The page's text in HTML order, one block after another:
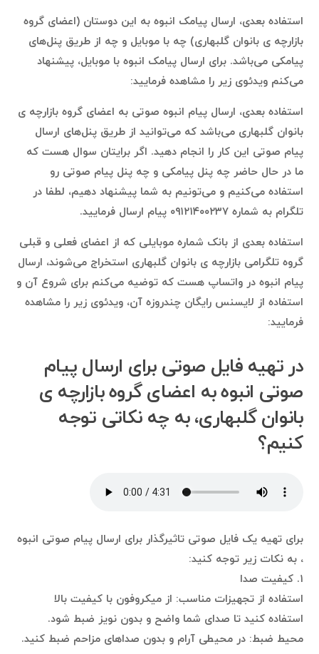
استفاده بعدی، ارسال پیامک انبوه به این دوستان (اعضای گروه
بازارچه ی بانوان گلبهاری) چه با موبایل و چه از طریق پنل‌های
پیامکی می‌باشد. برای ارسال پیامک انبوه با موبایل، پیشنهاد
می‌کنم ویدئوی زیر را مشاهده فرمایید:
استفاده بعدی، ارسال پیام انبوه صوتی به اعضای گروه بازارچه ی
بانوان گلبهاری می‌باشد که می‌توانید از طریق پنل‌های ارسال
پیام صوتی این کار را انجام دهید. اگر برایتان سوال هست که
ما در حال حاضر چه پنل پیامکی و چه پنل پیام صوتی رو
استفاده می‌کنیم و می‌تونیم به شما پیشنهاد دهیم، لطفا در
تلگرام به شماره ۰۹۱۲۱۴۰۰۲۳۷ پیام ارسال فرمایید.
استفاده بعدی از بانک شماره موبایلی که از اعضای فعلی و قبلی
گروه تلگرامی بازارچه ی بانوان گلبهاری استخراج می‌شوند، ارسال
پیام انبوه در واتساپ هست که توضیه می‌کنم برای شروع آن و
استفاده از لایسنس رایگان چندروزه آن، ویدئوی زیر را مشاهده
فرمایید:
در تهیه فایل صوتی برای ارسال پیام
صوتی انبوه به اعضای گروه بازارچه ی
بانوان گلبهاری، به چه نکاتی توجه
کنیم؟
برای تهیه یک فایل صوتی تاثیرگذار برای ارسال پیام صوتی انبوه
، به نکات زیر توجه کنید:
۱. کیفیت صدا
استفاده از تجهیزات مناسب: از میکروفون با کیفیت بالا
استفاده کنید تا صدای شما واضح و بدون نویز ضبط شود.
محیط ضبط: در محیطی آرام و بدون صداهای مزاحم ضبط کنید.